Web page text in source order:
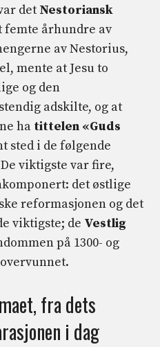
det Nestoriansk
femte århundre av
av Nestorius,
mente at Jesu to
og den
adskilte, og at
ha tittelen «Guds
sted i de følgende
viktigste var fire,
det østlige
reformasjonen og det
viktigste; de Vestlig
på 1300- og
fra dets
i dag